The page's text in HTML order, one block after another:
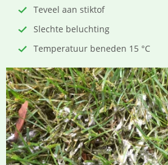
Teveel aan stiktof
Slechte beluchting
Temperatuur beneden 15 °C